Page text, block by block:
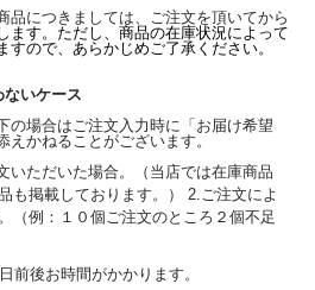
品につきましては、ご注文を頂いてから
ます。ただし、商品の在庫状況によって
ので、あらかじめご了承ください。
いケース
の場合はご注文入力時に「お届け希望
えかねることがございます。
いただいた場合。（当店では在庫商品
も掲載しております。） 2.ご注文によ
（例：１０個ご注文のところ２個不足
前後お時間がかかります。